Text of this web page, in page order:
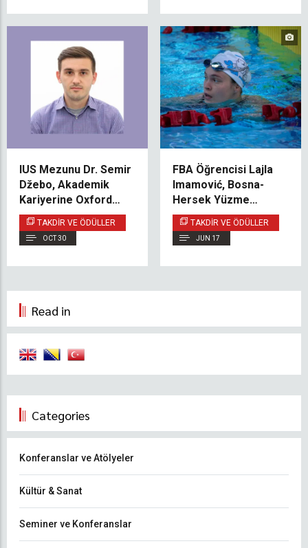
IUS Mezunu Dr. Semir
Džebo, Akademik
Kariyerine Oxford
Üniversitesi’nde
Devam Ediyor
TAKDIR VE ÖDÜLLER
OCT 30
FBA Öğrencisi Lajla
Imamović, Bosna-
Hersek Yüzme
Şampiyonu Oldu
TAKDIR VE ÖDÜLLER
JUN 17
Read in
Categories
Konferanslar ve Atölyeler
Kültür & Sanat
Seminer ve Konferanslar